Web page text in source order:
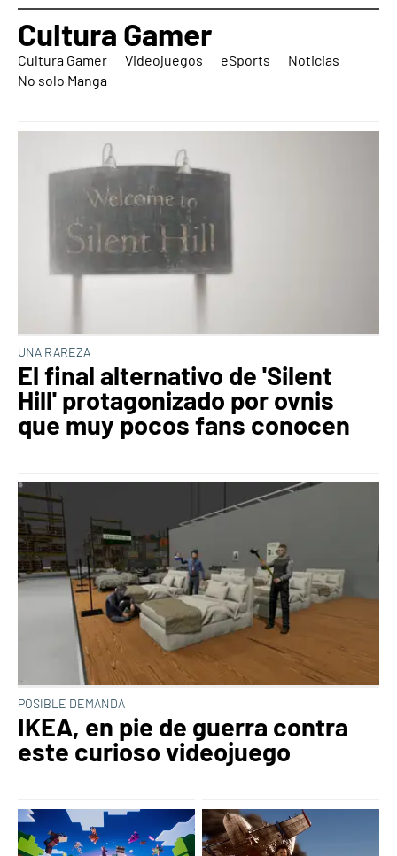
Cultura Gamer
Cultura Gamer Videojuegos eSports
Noticias
No solo Manga
UNA RAREZA
El final alternativo de 'Silent
Hill' protagonizado por ovnis
que muy pocos fans conocen
POSIBLE DEMANDA
IKEA, en pie de guerra contra
este curioso videojuego